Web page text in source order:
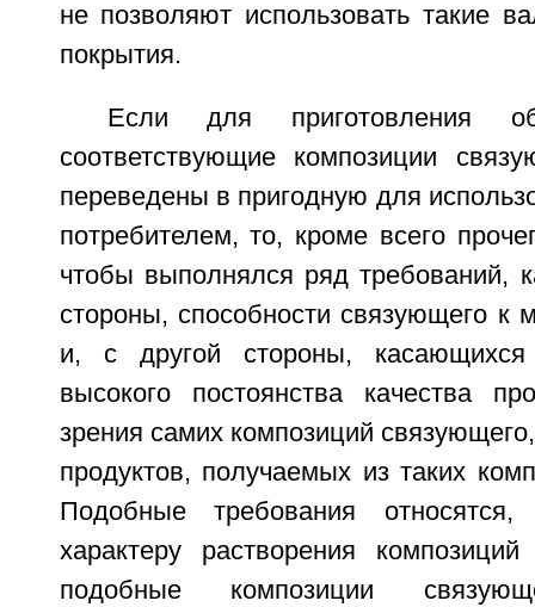
не позволяют использовать такие
покрытия.
Если для приготовления
соответствующие композиции
переведены в пригодную для
потребителем, то, кроме всего
чтобы выполнялся ряд требований,
стороны, способности связующего к
и, с другой стороны,
высокого постоянства качества
зрения самих композиций
продуктов, получаемых из таких
Подобные требования
характеру растворения
подобные композиции